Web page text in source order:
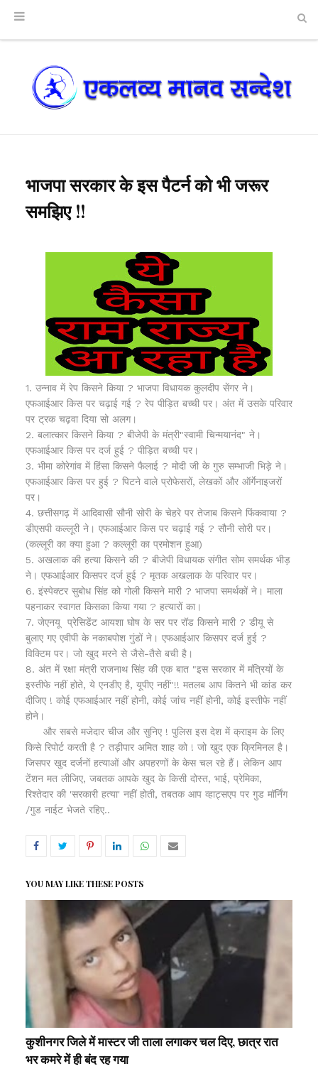
भाजपा सरकार के इस पैटर्न को भी जरूर
समझिए !!
1. उन्नाव में रेप किसने किया ? भाजपा विधायक कुलदीप सेंगर ने।
एफआईआर किस पर चढ़ाई गई ? रेप पीड़ित बच्ची पर। अंत में उसके परिवार
पर ट्रक चढ़वा दिया सो अलग।
2. बलात्कार किसने किया ? बीजेपी के मंत्री"स्वामी चिन्मयानंद" ने।
एफआईआर किस पर दर्ज हुई ? पीड़ित बच्ची पर।
3. भीमा कोरेगांव में हिंसा किसने फैलाई ? मोदी जी के गुरु सम्भाजी भिड़े ने।
एफआईआर किस पर हुई ? पिटने वाले प्रोफेसरों, लेखकों और ऑर्गेनाइजरों
पर।
4. छत्तीसगढ़ में आदिवासी सौनी सोरी के चेहरे पर तेजाब किसने फिंकवाया ?
डीएसपी कल्लूरी ने। एफआईआर किस पर चढ़ाई गई ? सौनी सोरी पर।
(कल्लूरी का क्या हुआ ? कल्लूरी का प्रमोशन हुआ)
5. अखलाक की हत्या किसने की ? बीजेपी विधायक संगीत सोम समर्थक भीड़
ने। एफआईआर किसपर दर्ज हुई ? मृतक अखलाक के परिवार पर।
6. इंस्पेक्टर सुबोध सिंह को गोली किसने मारी ? भाजपा समर्थकों ने। माला
पहनाकर स्वागत किसका किया गया ? हत्यारों का।
7. जेएनयू प्रेसिडेंट आयशा घोष के सर पर रॉड किसने मारी ? डीयू से
बुलाए गए एवीपी के नकाबपोश गुंडों ने। एफआईआर किसपर दर्ज हुई ?
विक्टिम पर। जो खुद मरने से जैसे-तैसे बची है।
8. अंत में रक्षा मंत्री राजनाथ सिंह की एक बात "इस सरकार में मंत्रियों के
इस्तीफे नहीं होते, ये एनडीए है, यूपीए नहीं"!! मतलब आप कितने भी कांड कर
दीजिए ! कोई एफआईआर नहीं होनी, कोई जांच नहीं होनी, कोई इस्तीफे नहीं
होने।
और सबसे मजेदार चीज और सुनिए ! पुलिस इस देश में क्राइम के लिए
किसे रिपोर्ट करती है ? तड़ीपार अमित शाह को ! जो खुद एक क्रिमिनल है।
जिसपर खुद दर्जनों हत्याओं और अपहरणों के केस चल रहे हैं। लेकिन आप
टेंशन मत लीजिए, जबतक आपके खुद के किसी दोस्त, भाई, प्रेमिका,
रिश्तेदार की 'सरकारी हत्या' नहीं होती, तबतक आप व्हाट्सएप पर गुड मॉर्निंग
/गुड नाईट भेजते रहिए..
YOU MAY LIKE THESE POSTS
कुशीनगर जिले में मास्टर जी ताला लगाकर चल दिए, छात्र रात
भर कमरे में ही बंद रह गया